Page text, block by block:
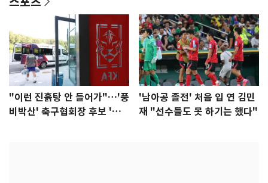
"이런 진흙탕 안 들어가"…'풍
비박산' 축구협회장 후보 '실
'남아공 졸전' 처음 입 연 김민
재 "선수들도 못 하기는 했다"